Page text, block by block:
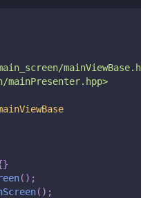
mainPresenter.hpp>
}
( ) ;
( ) ;